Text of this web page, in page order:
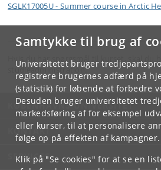
Samtykke til brug af
Universitetet bruger
registrere brugernes adfærd på
(statistik) for løbende at forbedre
Desuden bruger universitetet
markedsføring af for eksempel
eller kurser, til at personalisere
følge op på effekten af kampagner.
Klik på "Se cookies" for at se en
SGLK17005U - Summer course in Arctic
Hvis du har spørgsmål til kurset, skal du
studieadministration.
KØBENHAVNS UNIVERSITET
KONTAKT
SERVICES